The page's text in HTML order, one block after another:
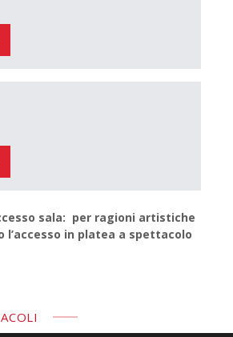
sala: per ragioni artistiche
l’accesso in platea a spettacolo